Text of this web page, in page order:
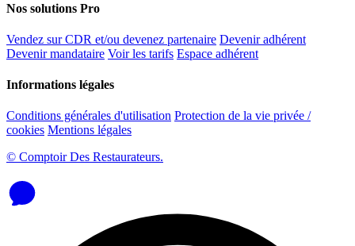
Nos solutions Pro
Vendez sur CDR et/ou devenez partenaire Devenir adhérent
Devenir mandataire Voir les tarifs Espace adhérent
Informations légales
Conditions générales d'utilisation Protection de la vie privée /
cookies Mentions légales
© Comptoir Des Restaurateurs.